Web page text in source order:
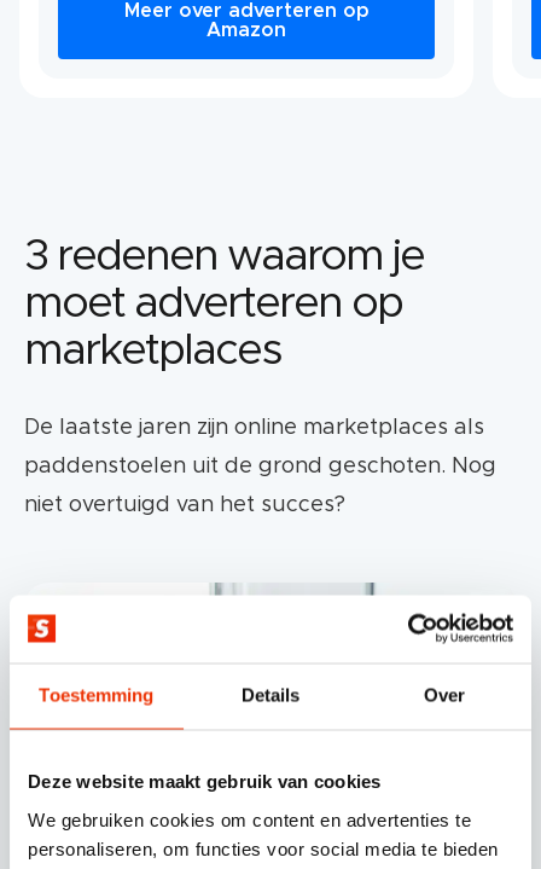
Toestemming Details Over
Deze website maakt gebruik van cookies
We gebruiken cookies om content en advertenties te
personaliseren, om functies voor social media te bieden
Meer over adverteren op
Amazon
3 redenen waarom je
moet adverteren op
marketplaces
De laatste jaren zijn online marketplaces als
paddenstoelen uit de grond geschoten. Nog
niet overtuigd van het succes?